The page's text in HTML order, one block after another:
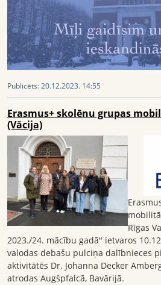
Publicēts:20.12.2023. 14:55
Erasmus+ skolēnu grupas
(Vācija)
Rīgas
2023./24. mācību gadā" ietvaros
valodas debašu pulciņa dalībnieces
aktivitātēs Dr. Johanna Decker
atrodas Augšpfalcā, Bavārijā.